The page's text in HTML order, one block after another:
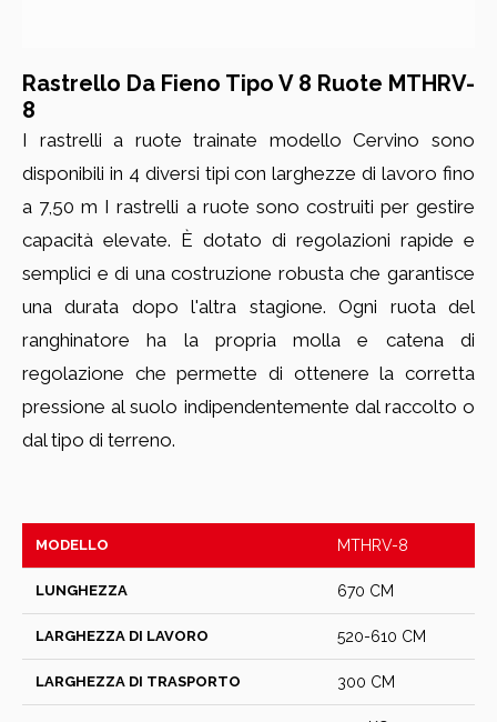
Rastrello Da Fieno Tipo V 8 Ruote MTHRV-
8
I rastrelli a ruote trainate modello Cervino sono
disponibili in 4 diversi tipi con larghezze di lavoro fino
a 7,50 m I rastrelli a ruote sono costruiti per gestire
capacità elevate. È dotato di regolazioni rapide e
semplici e di una costruzione robusta che garantisce
una durata dopo l'altra stagione. Ogni ruota del
ranghinatore ha la propria molla e catena di
regolazione che permette di ottenere la corretta
pressione al suolo indipendentemente dal raccolto o
dal tipo di terreno.
MODELLO MTHRV-8
LUNGHEZZA 670 CM
LARGHEZZA DI LAVORO 520-610 CM
LARGHEZZA DI TRASPORTO 300 CM